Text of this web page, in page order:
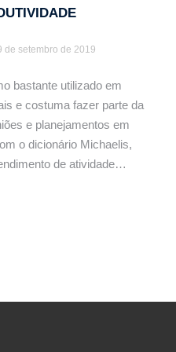
de setembro de 2019
bastante utilizado em
e costuma fazer parte da
e planejamentos em
o dicionário Michaelis,
de atividade…